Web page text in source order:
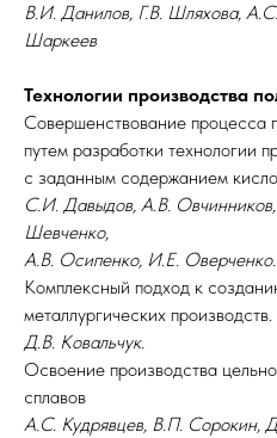
В.И. Данилов, Г.В. Шляхова,
Шаркеев
Технологии производства
Совершенствование процесса
путем разработки технологии
с заданным содержанием
С.И. Давыдов, А.В.
Шевченко,
А.В. Осипенко, И.Е. Оверченко.
Комплексный подход к
металлургических производств.
Д.В. Ковальчук.
Освоение производства
сплавов
А.С. Кудрявцев, В.П. Сорокин,